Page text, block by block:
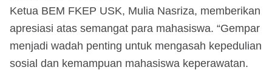
Ketua BEM FKEP USK, Mulia Nasriza, memberikan
apresiasi atas semangat para mahasiswa. “Gempar
menjadi wadah penting untuk mengasah kepedulian
sosial dan kemampuan mahasiswa keperawatan.